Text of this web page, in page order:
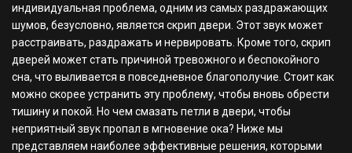
индивидуальная проблема, одним из самых раздражающих
шумов, безусловно, является скрип двери. Этот звук может
расстраивать, раздражать и нервировать. Кроме того, скрип
дверей может стать причиной тревожного и беспокойного
сна, что выливается в повседневное благополучие. Стоит как
можно скорее устранить эту проблему, чтобы вновь обрести
тишину и покой. Но чем смазать петли в двери, чтобы
неприятный звук пропал в мгновение ока? Ниже мы
представляем наиболее эффективные решения, которыми